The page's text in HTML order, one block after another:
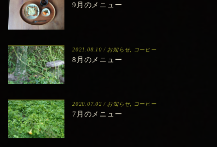
9月のメニュー
2021.08.10 / お知らせ, コーヒー
8月のメニュー
2020.07.02 / お知らせ, コーヒー
7月のメニュー